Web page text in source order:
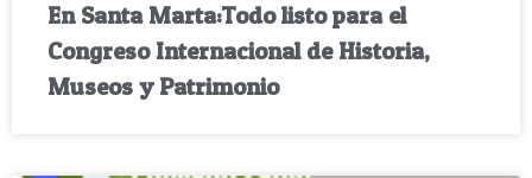
En Santa Marta:Todo listo para el
Congreso Internacional de Historia,
Museos y Patrimonio